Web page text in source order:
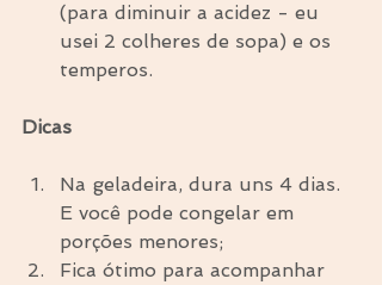
(para diminuir a acidez - eu
usei 2 colheres de sopa) e os
temperos.
Dicas
Na geladeira, dura uns 4 dias.
E você pode congelar em
porções menores;
Fica ótimo para acompanhar